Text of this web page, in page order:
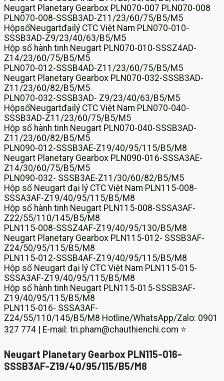
Neugart Planetary Gearbox PLN070-007 PLN070-008
PLN070-008-SSSB3AD-Z11/23/60/75/B5/M5
HộpsốNeugartđạilý CTC Việt Nam PLN070-010-
SSSB3AD-Z9/23/40/63/B5/M5
Hộp số hành tinh Neugart PLN070-010-SSSZ4AD-
Z14/23/60/75/B5/M5
PLN070-012-SSSB4AD-Z11/23/60/75/B5/M5
Neugart Planetary Gearbox PLN070-032-SSSB3AD-
Z11/23/60/82/B5/M5
PLN070-032-SSSB3AD- Z9/23/40/63/B5/M5
HộpsốNeugartđạilý CTC Việt Nam PLN070-040-
SSSB3AD-Z11/23/60/75/B5/M5
Hộp số hành tinh Neugart PLN070-040-SSSB3AD-
Z11/23/60/82/B5/M5
PLN090-012-SSSB3AE-Z19/40/95/115/B5/M8
Neugart Planetary Gearbox PLN090-016-SSSA3AE-
Z14/30/60/75/B5/M5
PLN090-032- SSSB3AE-Z11/30/60/82/B5/M5
Hộp số Neugart đại lý CTC Việt Nam PLN115-008-
SSSA3AF-Z19/40/95/115/B5/M8
Hộp số hành tinh Neugart PLN115-008-SSSA3AF-
Z22/55/110/145/B5/M8
PLN115-008-SSSZ4AF-Z19/40/95/130/B5/M8
Neugart Planetary Gearbox PLN115-012- SSSB3AF-
Z24/50/95/115/B5/M8
PLN115-012-SSSB4AF-Z19/40/95/115/B5/M8
Hộp số Neugart đại lý CTC Việt Nam PLN115-015-
SSSA3AF-Z19/40/95/115/B5/M8
Hộp số hành tinh Neugart PLN115-015-SSSB3AF-
Z19/40/95/115/B5/M8
PLN115-016- SSSA3AF-
Z24/55/110/145/B5/M8 Hotline/WhatsApp/Zalo: 0901
327 774 | E-mail: tri.pham@chauthienchi.com ⭐
Neugart Planetary Gearbox PLN115-016-
SSSB3AF-Z19/40/95/115/B5/M8